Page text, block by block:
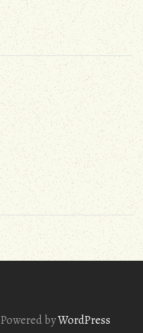
Powered byWordPress